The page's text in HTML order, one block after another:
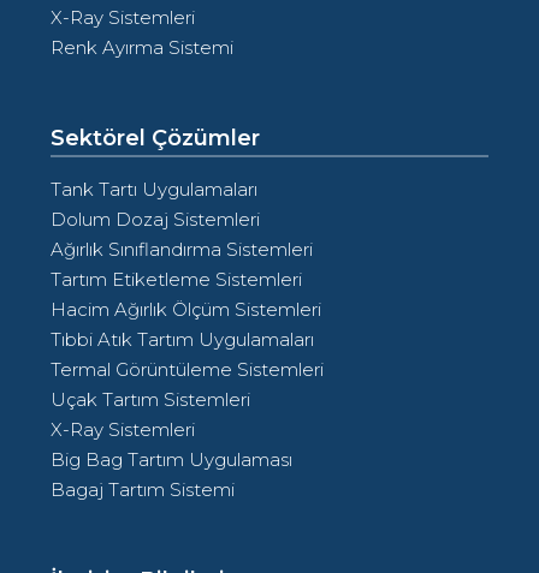
X-Ray Sistemleri
Renk Ayırma Sistemi
Sektörel Çözümler
Tank Tartı Uygulamaları
Dolum Dozaj Sistemleri
Ağırlık Sınıflandırma Sistemleri
Tartım Etiketleme Sistemleri
Hacim Ağırlık Ölçüm Sistemleri
Tıbbi Atık Tartım Uygulamaları
Termal Görüntüleme Sistemleri
Uçak Tartım Sistemleri
X-Ray Sistemleri
Big Bag Tartım Uygulaması
Bagaj Tartım Sistemi